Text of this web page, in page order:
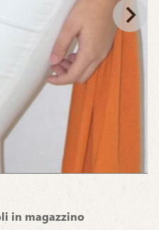
in magazzino